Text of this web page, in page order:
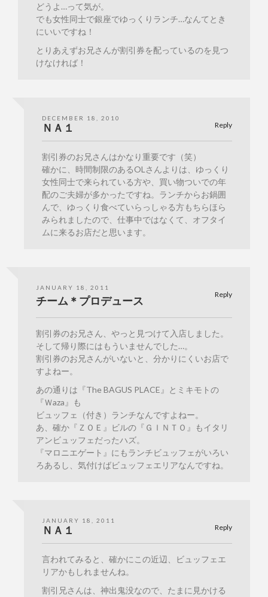
どうよ…って気が。
でも女性同士で銀座でゆっくりランチ…なんてとき
にいいですね！
とりあえずお兄さんが割引券を配っているのを見つ
けなければ！
DECEMBER 18, 2010
Reply
ＮＡ１
割引券のお兄さんはかなり重要です（笑）
確かに、時間制限のあるOLさんよりは、ゆっくり
女性同士で来られている方や、買い物ついでの年
配のご夫婦が多かったですね。ランチからお鍋囲
んで、ゆっくり食べていらっしゃる方もちらほら
みられましたので、仕事中ではなくて、オフタイ
ムに来るお店だと思います。
JANUARY 18, 2011
Reply
チーム＊プロデュース
割引券のお兄さん、やっと見つけて入店しました。
そして帰り際にはもういませんでした…。
割引券のお兄さんがいないと、分かりにくいお店で
すよねー。
あの通りは『The BAGUS PLACE』とミキモトの
『Ｗaza』も
ビュッフェ（付き）ランチなんですよねー。
あ、確か『ＺＯＥ』ビルの『ＧＩＮＴＯ』もイタリ
アンビュッフェだったハズ。
『マロニエゲート』にもランチビュッフェがいろい
ろあるし、気付けばビュッフェエリアなんですね。
JANUARY 18, 2011
Reply
ＮＡ１
言われてみると、確かにこの近辺、ビュッフェエ
リアかもしれませんね。
割引兄さんは、神出鬼没なので、たまに見かける